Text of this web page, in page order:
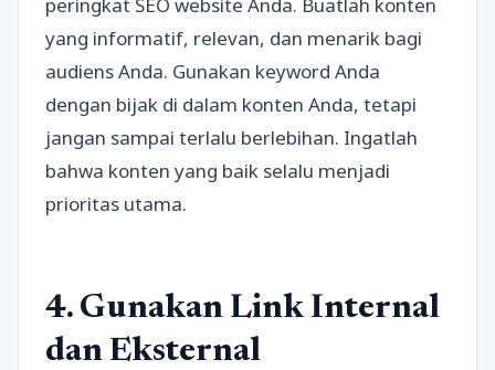
yang informatif, relevan, dan menarik bagi
audiens Anda. Gunakan keyword Anda
dengan bijak di dalam konten Anda, tetapi
jangan sampai terlalu berlebihan. Ingatlah
bahwa konten yang baik selalu menjadi
prioritas utama.
4. Gunakan Link Internal
dan Eksternal